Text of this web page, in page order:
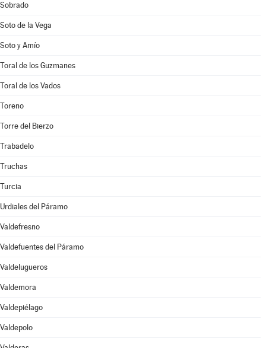
Sobrado
Soto de la Vega
Soto y Amío
Toral de los Guzmanes
Toral de los Vados
Toreno
Torre del Bierzo
Trabadelo
Truchas
Turcia
Urdiales del Páramo
Valdefresno
Valdefuentes del Páramo
Valdelugueros
Valdemora
Valdepiélago
Valdepolo